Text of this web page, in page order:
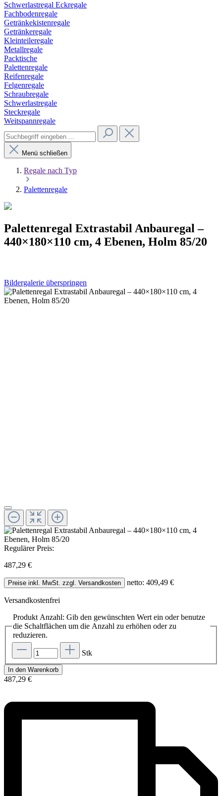
Schwerlastregal Eckregale
Fachbodenregale
Getränkekistenregale
Getränkeregale
Kleinteileregale
Metallregale
Packtische
Palettenregale
Reifenregale
Felgenregale
Schraubregale
Schwerlastregale
Steckregale
Weitspannregale
Menü schließen
Regale nach Typ
Palettenregale
Palettenregal Extrastabil Anbauregal –
440×180×110 cm, 4 Ebenen, Holm 85/20
Bildergalerie überspringen
Regulärer Preis:
487,29 €
Preise inkl. MwSt. zzgl. Versandkosten netto: 409,49 €
Versandkostenfrei
Produkt Anzahl: Gib den gewünschten Wert ein oder benutze
die Schaltflächen um die Anzahl zu erhöhen oder zu
reduzieren.
Stk
In den Warenkorb
487,29 €